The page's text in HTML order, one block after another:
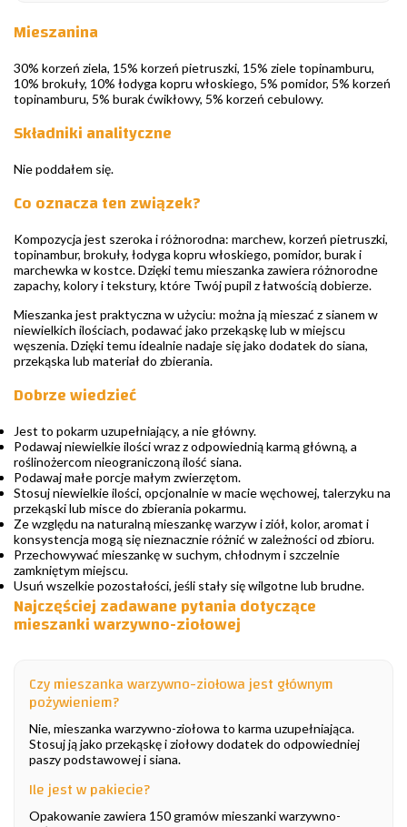
Mieszanina
30% korzeń ziela, 15% korzeń pietruszki, 15% ziele topinamburu,
10% brokuły, 10% łodyga kopru włoskiego, 5% pomidor, 5% korzeń
topinamburu, 5% burak ćwikłowy, 5% korzeń cebulowy.
Składniki analityczne
Nie poddałem się.
Co oznacza ten związek?
Kompozycja jest szeroka i różnorodna: marchew, korzeń pietruszki,
topinambur, brokuły, łodyga kopru włoskiego, pomidor, burak i
marchewka w kostce. Dzięki temu mieszanka zawiera różnorodne
zapachy, kolory i tekstury, które Twój pupil z łatwością dobierze.
Mieszanka jest praktyczna w użyciu: można ją mieszać z sianem w
niewielkich ilościach, podawać jako przekąskę lub w miejscu
węszenia. Dzięki temu idealnie nadaje się jako dodatek do siana,
przekąska lub materiał do zbierania.
Dobrze wiedzieć
Jest to pokarm uzupełniający, a nie główny.
Podawaj niewielkie ilości wraz z odpowiednią karmą główną, a
roślinożercom nieograniczoną ilość siana.
Podawaj małe porcje małym zwierzętom.
Stosuj niewielkie ilości, opcjonalnie w macie węchowej, talerzyku na
przekąski lub misce do zbierania pokarmu.
Ze względu na naturalną mieszankę warzyw i ziół, kolor, aromat i
konsystencja mogą się nieznacznie różnić w zależności od zbioru.
Przechowywać mieszankę w suchym, chłodnym i szczelnie
zamkniętym miejscu.
Usuń wszelkie pozostałości, jeśli stały się wilgotne lub brudne.
Najczęściej zadawane pytania dotyczące
mieszanki warzywno-ziołowej
Czy mieszanka warzywno-ziołowa jest głównym
pożywieniem?
Nie, mieszanka warzywno-ziołowa to karma uzupełniająca.
Stosuj ją jako przekąskę i ziołowy dodatek do odpowiedniej
paszy podstawowej i siana.
Ile jest w pakiecie?
Opakowanie zawiera 150 gramów mieszanki warzywno-